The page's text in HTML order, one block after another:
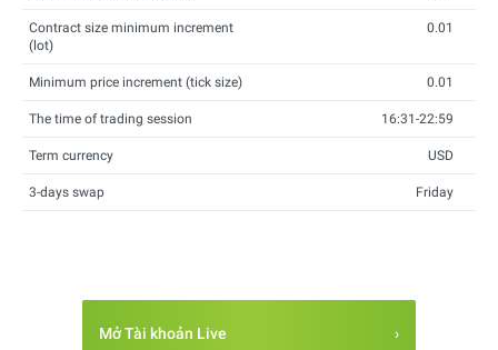
Contract size minimum increment
(lot)
0.01
Minimum price increment (tick size) 0.01
The time of trading session 16:31-22:59
Term currency USD
3-days swap Friday
Mở Tài khoản Live